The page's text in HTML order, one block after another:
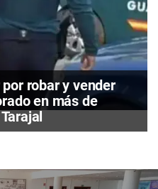
robar y vender
en más de